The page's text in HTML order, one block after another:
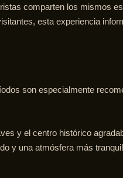
comparten los mismos
esta experiencia
son especialmente
y el centro histórico
y una atmósfera más